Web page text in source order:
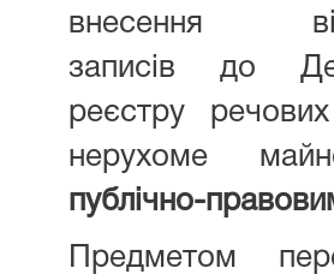
внесення
записів до
реєстру
нерухоме
публічно-
Предметом